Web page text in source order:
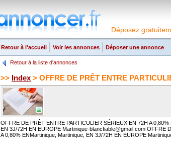
Déposez
Retour à l'accueil Voir les annonces Déposer une annonce
Retour à la liste d'annonces
>> Index > OFFRE DE PRÊT ENTRE
OFFRE DE PRÊT ENTRE PARTICULIER SÉRIEUX EN 72H A
EN 3J/72H EN EUROPE Martinique-blancfiable@gmail.com OFFRE
A 0,80% ENMartinique, Martinique, EN 3J/72H EN EUROPE